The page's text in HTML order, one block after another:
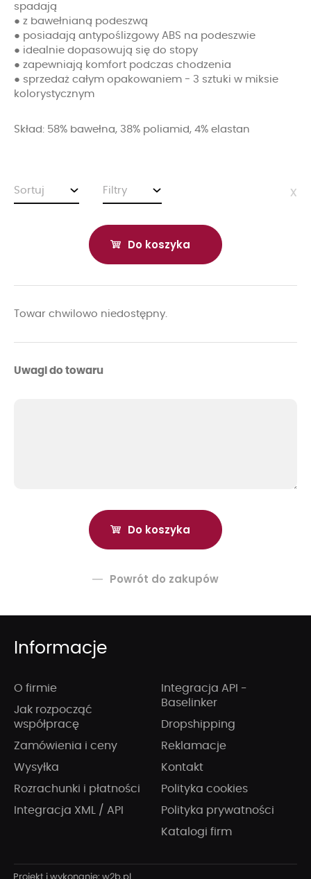
spadają
● z bawełnianą podeszwą
● posiadają antypoślizgowy ABS na podeszwie
● idealnie dopasowują się do stopy
● zapewniają komfort podczas chodzenia
● sprzedaż całym opakowaniem - 3 sztuki w miksie
kolorystycznym
Skład: 58% bawełna, 38% poliamid, 4% elastan
Sortuj Filtry x
Do koszyka
Towar chwilowo niedostępny.
Uwagi do towaru
Powrót do zakupów
Informacje
O firmie
Jak rozpocząć
współpracę
Zamówienia i ceny
Wysyłka
Rozrachunki i płatności
Integracja XML / API
Integracja API -
Baselinker
Dropshipping
Reklamacje
Kontakt
Polityka cookies
Polityka prywatności
Katalogi firm